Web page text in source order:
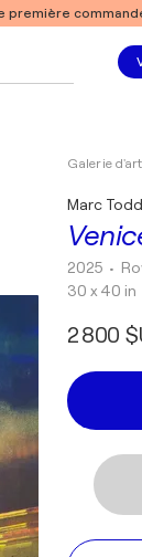
première
Galerie d'art
Marc Todd
2025 •
30 x 40 in
2 800